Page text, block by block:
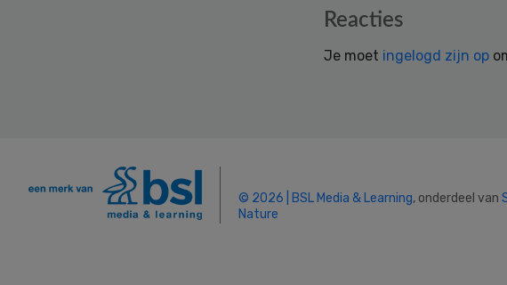
Reacties
Je moet ingelogd zijn op
© 2026 | BSL Media & Learning, onderdeel van
Nature